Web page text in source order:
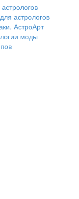
астрологов
АстроАрт
моды